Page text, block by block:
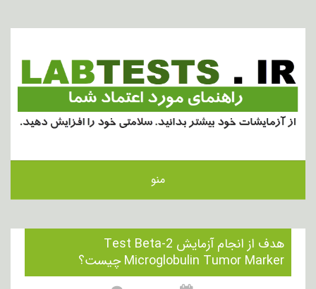
منو
هدف از انجام آزمایش Test Beta-2
Microglobulin Tumor Marker چیست؟